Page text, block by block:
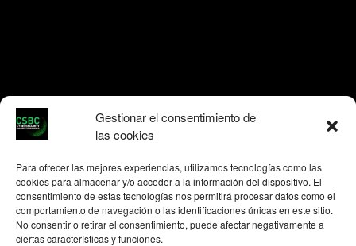
Gestionar el consentimiento de
las cookies
Para ofrecer las mejores experiencias, utilizamos tecnologías como las
cookies para almacenar y/o acceder a la información del dispositivo. El
consentimiento de estas tecnologías nos permitirá procesar datos como el
comportamiento de navegación o las identificaciones únicas en este sitio.
No consentir o retirar el consentimiento, puede afectar negativamente a
ciertas características y funciones.